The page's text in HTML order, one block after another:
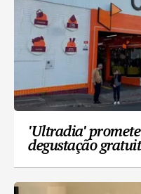
'Ultradia' promete
degustação